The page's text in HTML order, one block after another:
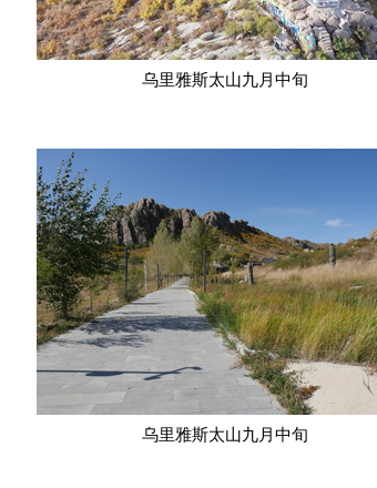
乌里雅斯太山九月中旬
乌里雅斯太山九月中旬